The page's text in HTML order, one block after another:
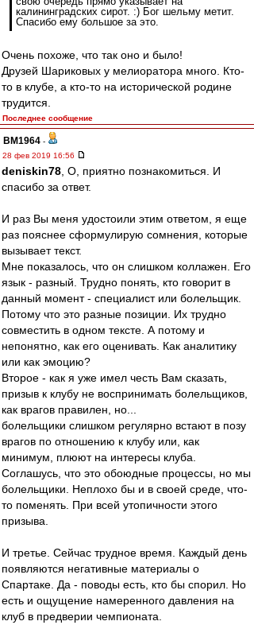
калининградских сирот. :) Бог шельму метит.
Спасибо ему большое за это.
Очень похоже, что так оно и было!
Друзей Шариковых у мелиоратора много. Кто-
то в клубе, а кто-то на исторической родине
трудится.
Последнее сообщение
BM1964 -
28 фев 2019 16:56
deniskin78 , О, приятно познакомиться. И
спасибо за ответ.
И раз Вы меня удостоили этим ответом, я еще
раз пояснее сформулирую сомнения, которые
вызывает текст.
Мне показалось, что он слишком коллажен. Его
язык - разный. Трудно понять, кто говорит в
данный момент - специалист или болельщик.
Потому что это разные позиции. Их трудно
совместить в одном тексте. А потому и
непонятно, как его оценивать. Как аналитику
или как эмоцию?
Второе - как я уже имел честь Вам сказать,
призыв к клубу не воспринимать болельщиков,
как врагов правилен, но...
болельщики слишком регулярно встают в позу
врагов по отношению к клубу или, как
минимум, плюют на интересы клуба.
Соглашусь, что это обоюдные процессы, но мы
болельщики. Неплохо бы и в своей среде, что-
то поменять. При всей утопичности этого
призыва.
И третье. Сейчас трудное время. Каждый день
появляются негативные материалы о
Спартаке. Да - поводы есть, кто бы спорил. Но
есть и ощущение намеренного давления на
клуб в предверии чемпионата.